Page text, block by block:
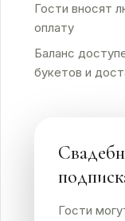
подписки
Контакты
Гости вносят
оплату
Баланс
букетов и
Гости